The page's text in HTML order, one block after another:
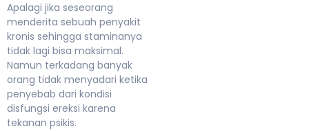
Apalagi jika seseorang
menderita sebuah penyakit
kronis sehingga staminanya
tidak lagi bisa maksimal.
Namun terkadang banyak
orang tidak menyadari ketika
penyebab dari kondisi
disfungsi ereksi karena
tekanan psikis.